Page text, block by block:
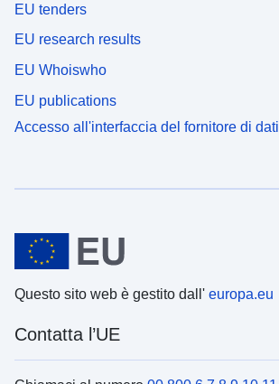
EU tenders
EU research results
EU Whoiswho
EU publications
Accesso all'interfaccia del fornitore di dati
Questo sito web è gestito dall' europa.eu
Contatta l’UE